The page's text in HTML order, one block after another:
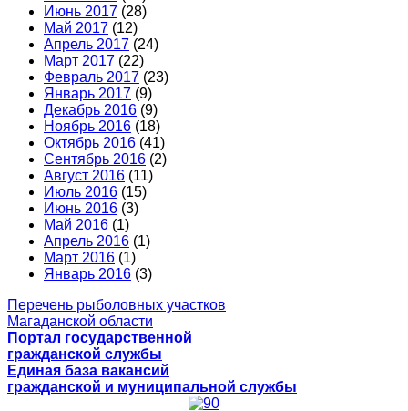
Июнь 2017 (28)
Май 2017 (12)
Апрель 2017 (24)
Март 2017 (22)
Февраль 2017 (23)
Январь 2017 (9)
Декабрь 2016 (9)
Ноябрь 2016 (18)
Октябрь 2016 (41)
Сентябрь 2016 (2)
Август 2016 (11)
Июль 2016 (15)
Июнь 2016 (3)
Май 2016 (1)
Апрель 2016 (1)
Март 2016 (1)
Январь 2016 (3)
Перечень рыболовных участков
Магаданской области
Портал государственной
гражданской службы
Единая база вакансий
гражданской и муниципальной службы